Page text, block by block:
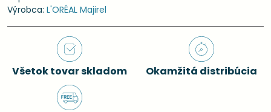
Výrobca: L'ORÉAL Majirel
Všetok tovar skladom Okamžitá distribúcia